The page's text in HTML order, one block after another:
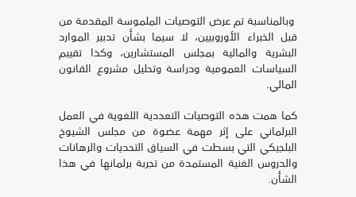
وبالمناسبة تم عرض التوصيات الملموسة المقدمة من
قبل الخبراء الأوروبيين، لا سيما بشأن تدبير الموارد
البشرية والمالية بمجلس المستشارين، وكذا تقييم
السياسات العمومية ودراسة وتحليل مشروع القانون
المالي.
كما همت هذه التوصيات التعددية اللغوية في العمل
البرلماني على إثر مهمة عضوة من مجلس الشيوخ
البلجيكي التي بسطت في السياق التحديات والرهانات
والدروس الغنية المستمدة من تجربة برلمانها في هذا
الشأن.